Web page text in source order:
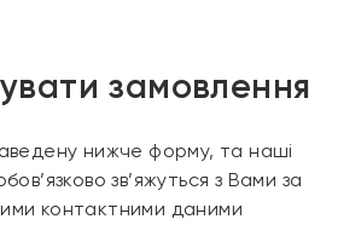
замовлення
нижче форму, та наші
зв’яжуться з Вами за
контактними даними